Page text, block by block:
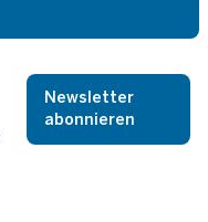
Newsletter
abonnieren